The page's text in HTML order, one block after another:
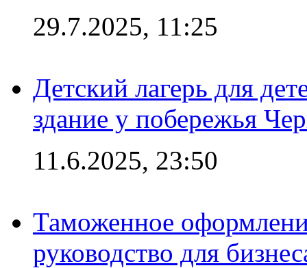
29.7.2025, 11:25
Детский лагерь для
здание у побережья
11.6.2025, 23:50
Таможенное
руководство для